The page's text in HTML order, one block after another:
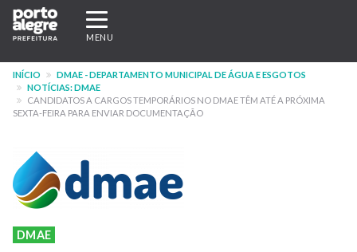
Pular
para
conteúdo
principal
Expandir/recolher
navegação
MENU
INÍCIO
DMAE - DEPARTAMENTO MUNICIPAL DE ÁGUA E ESGOTOS
NOTÍCIAS: DMAE
CANDIDATOS A CARGOS TEMPORÁRIOS NO DMAE TÊM ATÉ A PRÓXIMA
SEXTA-FEIRA PARA ENVIAR DOCUMENTAÇÃO
DMAE